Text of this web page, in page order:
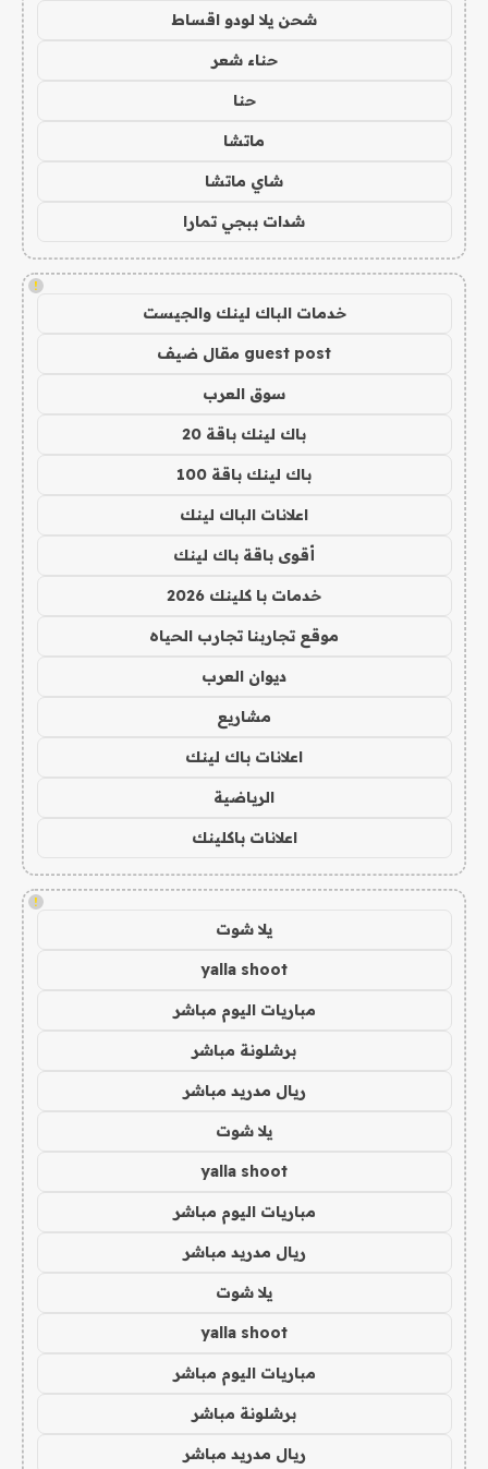
شحن يلا لودو اقساط
حناء شعر
حنا
ماتشا
شاي ماتشا
شدات ببجي تمارا
!
خدمات الباك لينك والجيست
guest post مقال ضيف
سوق العرب
باك لينك باقة 20
باك لينك باقة 100
اعلانات الباك لينك
أقوى باقة باك لينك
خدمات با كلينك 2026
موقع تجاربنا تجارب الحياه
ديوان العرب
مشاريع
اعلانات باك لينك
الرياضية
اعلانات باكلينك
!
يلا شوت
yalla shoot
مباريات اليوم مباشر
برشلونة مباشر
ريال مدريد مباشر
يلا شوت
yalla shoot
مباريات اليوم مباشر
ريال مدريد مباشر
يلا شوت
yalla shoot
مباريات اليوم مباشر
برشلونة مباشر
ريال مدريد مباشر